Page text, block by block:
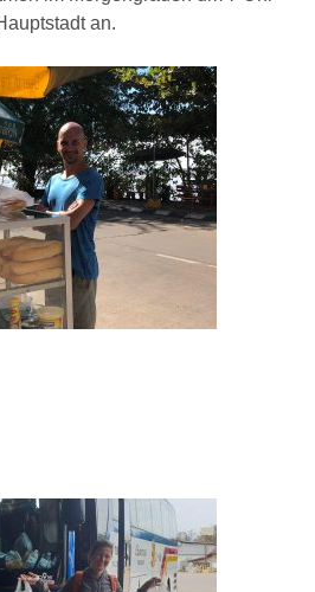
an.